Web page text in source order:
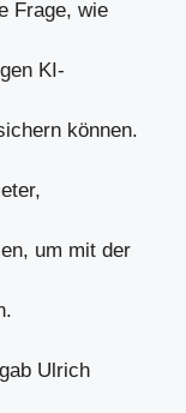
Frage, wie
KI-
können.
um mit der
Ulrich